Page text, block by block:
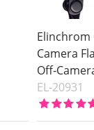
Elinchrom
Camera
Off-
EL-20931